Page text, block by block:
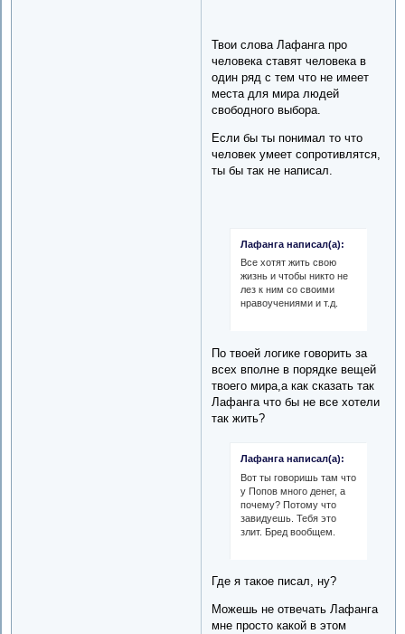
Твои слова Лафанга про
человека ставят человека в
один ряд с тем что не имеет
места для мира людей
свободного выбора.
Если бы ты понимал то что
человек умеет сопротивлятся,
ты бы так не написал.
Лафанга написал(а):
Все хотят жить свою
жизнь и чтобы никто не
лез к ним со своими
нравоучениями и т.д.
По твоей логике говорить за
всех вполне в порядке вещей
твоего мира,а как сказать так
Лафанга что бы не все хотели
так жить?
Лафанга написал(а):
Вот ты говоришь там что
у Попов много денег, а
почему? Потому что
завидуешь. Тебя это
злит. Бред вообщем.
Где я такое писал, ну?
Можешь не отвечать Лафанга
мне просто какой в этом